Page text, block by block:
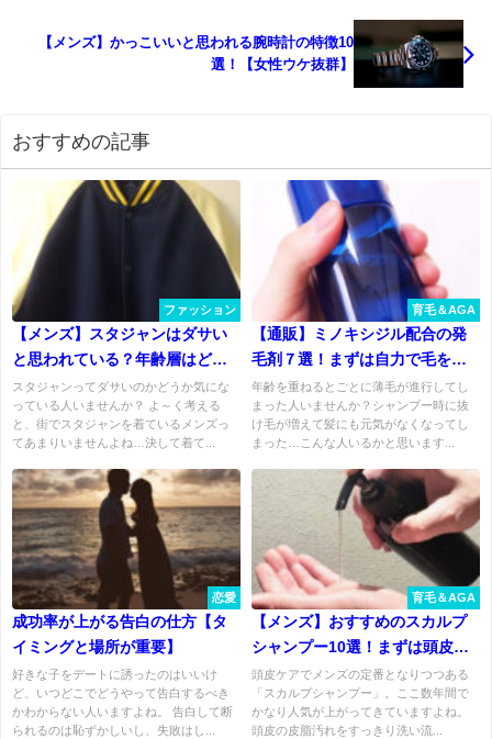
【メンズ】かっこいいと思われる腕時計の特徴10
選！【女性ウケ抜群】
おすすめの記事
ファッション
【メンズ】スタジャンはダサい
と思われている？年齢層はどれ
くらい？
スタジャンってダサいのかどうか気にな
っている人いませんか？ よ～く考える
と、街でスタジャンを着ているメンズっ
てあまりいませんよね…決して着て...
育毛＆AGA
【通販】ミノキシジル配合の発
毛剤７選！まずは自力で毛を増
やす！
年齢を重ねるとごとに薄毛が進行してし
まった人いませんか？シャンプー時に抜
け毛が増えて髪にも元気がなくなってし
まった…こんな人いるかと思います...
恋愛
成功率が上がる告白の仕方【タ
イミングと場所が重要】
好きな子をデートに誘ったのはいいけ
ど、いつどこでどうやって告白するべき
かわからない人いますよね。 告白して断
られるのは恥ずかしいし、失敗はし...
育毛＆AGA
【メンズ】おすすめのスカルプ
シャンプー10選！まずは頭皮ケ
アから！
頭皮ケアでメンズの定番となりつつある
「スカルプシャンプー」。ここ数年間で
かなり人気が上がってきていますよね。
頭皮の皮脂汚れをすっきり洗い流...